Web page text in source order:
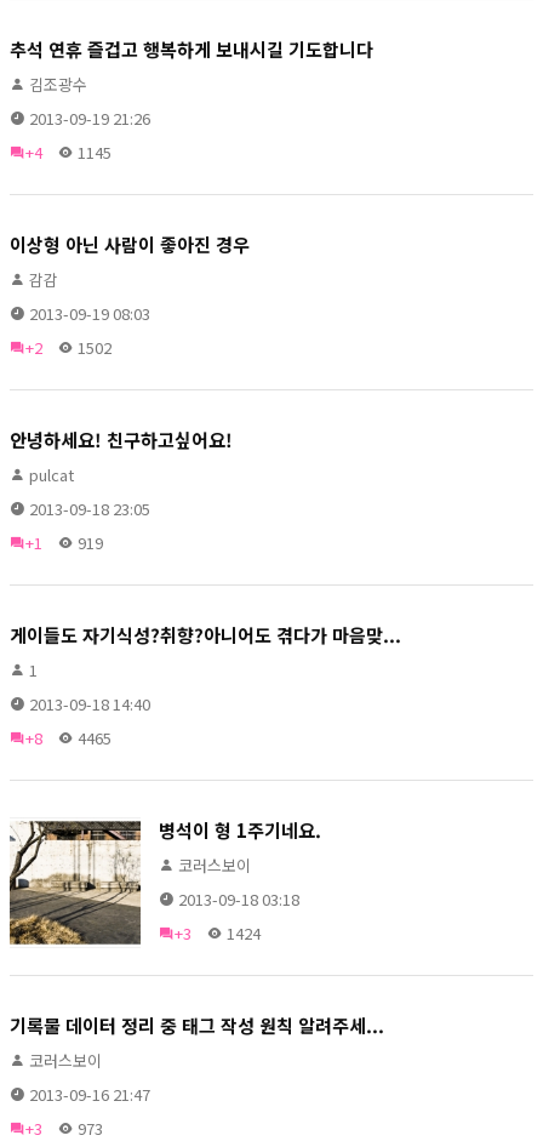
추석 연휴 즐겁고 행복하게 보내시길 기도합니다
김조광수
2013-09-19 21:26
+4
1145
이상형 아닌 사람이 좋아진 경우
감감
2013-09-19 08:03
+2
1502
안녕하세요! 친구하고싶어요!
pulcat
2013-09-18 23:05
+1
919
게이들도 자기식성?취향?아니어도 겪다가 마음맞...
1
2013-09-18 14:40
+8
4465
병석이 형 1주기네요.
코러스보이
2013-09-18 03:18
+3
1424
기록물 데이터 정리 중 태그 작성 원칙 알려주세...
코러스보이
2013-09-16 21:47
+3
973